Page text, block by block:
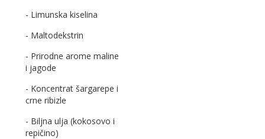
- Limunska kiselina
- Maltodekstrin
- Prirodne arome maline
i jagode
- Koncentrat šargarepe i
crne ribizle
- Biljna ulja (kokosovo i
repičino)